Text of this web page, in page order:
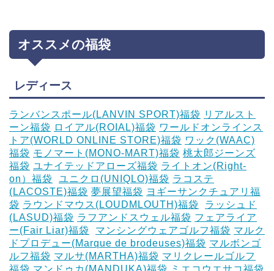
オススメの福袋
レディース
ランバンスポール(LANVIN SPORT)福袋 リアルスト
ーン福袋 ロイアル(ROIAL)福袋 ワールドオンラインス
トア(WORLD ONLINE STORE)福袋 ワック(WAAC)
福袋 モノマート(MONO-MART)福袋 桃太郎ジーンズ
福袋 ユナイテッドアローズ福袋 ライトオン(Right-
on）福袋
ユニクロ(UNIQLO)福袋 ラコステ
(LACOSTE)福袋 夢展望福袋 ヨギーサンクチュアリ福
袋 ラウンドマウス(LOUDMLOUTH)福袋
ラッシュド
(LASUD)福袋 ラフアンドスウェル福袋 フェアライア
ー(Fair Liar)福袋
マンシングウェアゴルフ福袋 マルク
ドプロデュー(Marque de brodeuses)福袋 マルボンゴ
ルフ福袋 マルサ(MARTHA)福袋 マリクレールゴルフ